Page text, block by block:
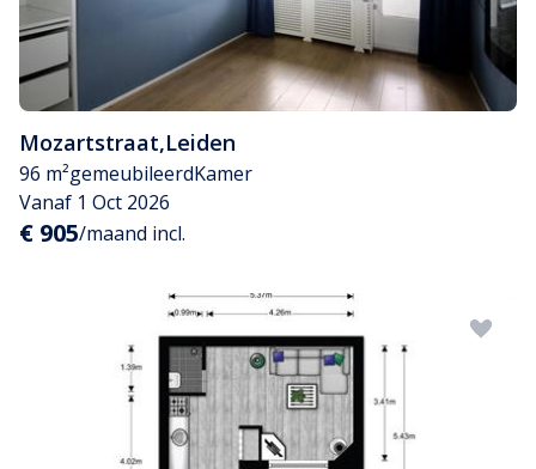
Mozartstraat,Leiden
96 m²gemeubileerdKamer
Vanaf 1 Oct 2026
€ 905/maand incl.